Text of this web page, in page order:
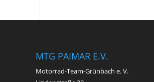
MTG PAIMAR E.V.
Motorrad-Team-Grünbach e. V.